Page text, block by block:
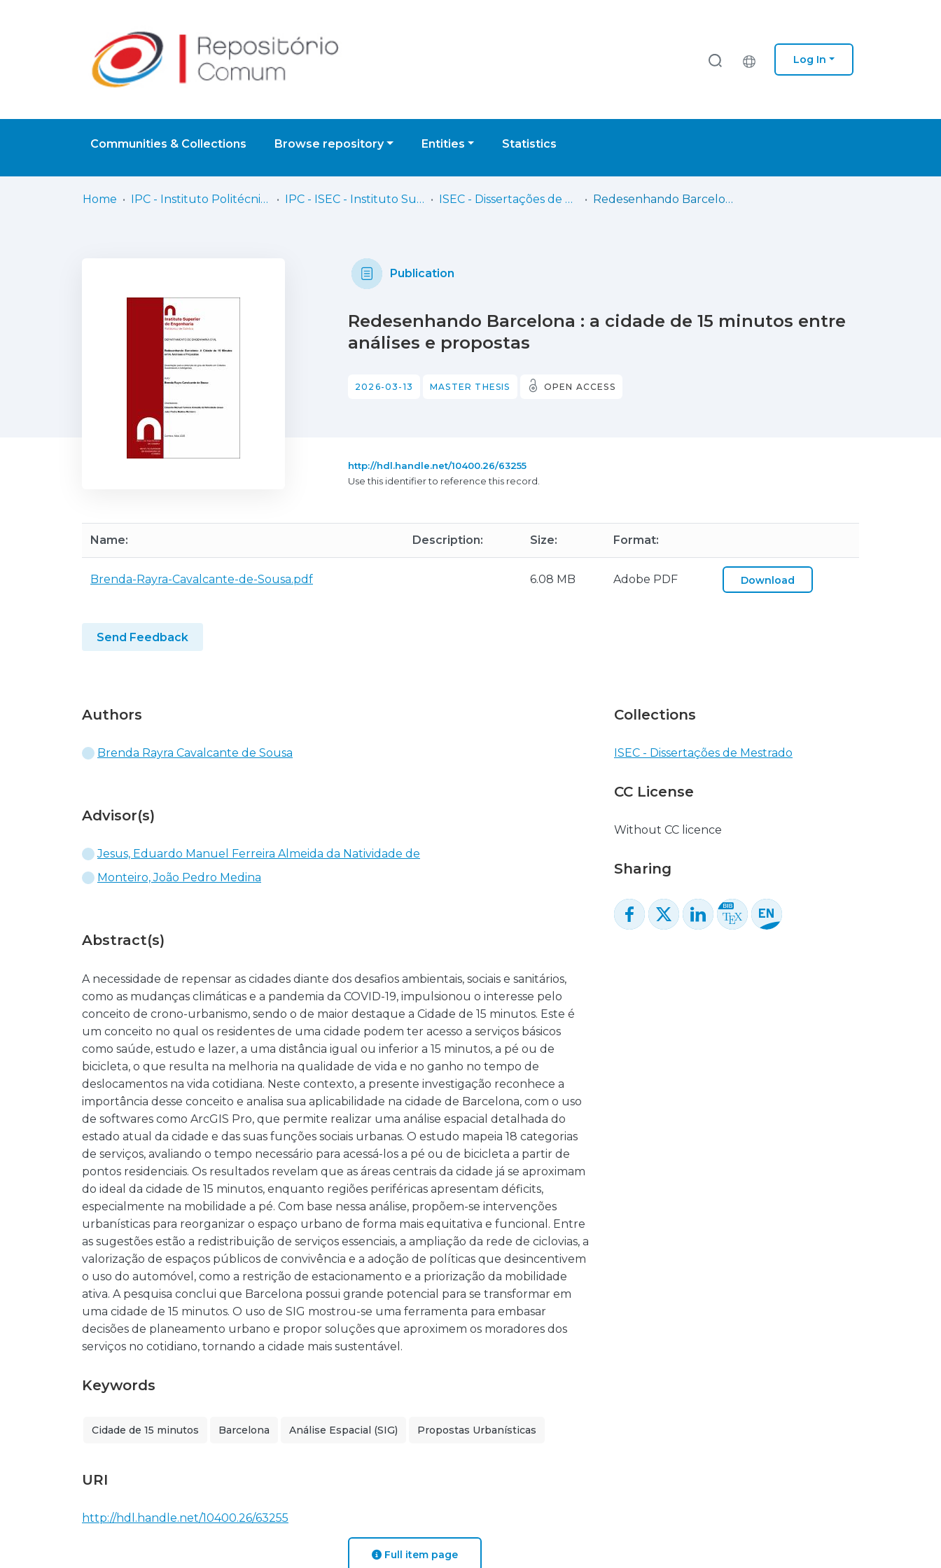
Log In
Communities & Collections Browse repository Entities Statistics
Home IPC - Instituto Politécnico de Coimbra IPC - ISEC - Instituto Superior de Engenharia de Coimbra ISEC - Dissertações de Mestrado Redesenhando Barcelona : a cidade de 15 minutos entre análises e propostas
Publication
Redesenhando Barcelona : a cidade de 15 minutos entre
análises e propostas
2026-03-13 MASTER THESIS OPEN ACCESS
http://hdl.handle.net/10400.26/63255
Use this identifier to reference this record.
Name: Description: Size: Format:
Brenda-Rayra-Cavalcante-de-Sousa.pdf 6.08 MB Adobe PDF Download
Send Feedback
Authors
Brenda Rayra Cavalcante de Sousa
Advisor(s)
Jesus, Eduardo Manuel Ferreira Almeida da Natividade de
Monteiro, João Pedro Medina
Abstract(s)
A necessidade de repensar as cidades diante dos desafios ambientais, sociais e sanitários,
como as mudanças climáticas e a pandemia da COVID-19, impulsionou o interesse pelo
conceito de crono-urbanismo, sendo o de maior destaque a Cidade de 15 minutos. Este é
um conceito no qual os residentes de uma cidade podem ter acesso a serviços básicos
como saúde, estudo e lazer, a uma distância igual ou inferior a 15 minutos, a pé ou de
bicicleta, o que resulta na melhoria na qualidade de vida e no ganho no tempo de
deslocamentos na vida cotidiana. Neste contexto, a presente investigação reconhece a
importância desse conceito e analisa sua aplicabilidade na cidade de Barcelona, com o uso
de softwares como ArcGIS Pro, que permite realizar uma análise espacial detalhada do
estado atual da cidade e das suas funções sociais urbanas. O estudo mapeia 18 categorias
de serviços, avaliando o tempo necessário para acessá-los a pé ou de bicicleta a partir de
pontos residenciais. Os resultados revelam que as áreas centrais da cidade já se aproximam
do ideal da cidade de 15 minutos, enquanto regiões periféricas apresentam déficits,
especialmente na mobilidade a pé. Com base nessa análise, propõem-se intervenções
urbanísticas para reorganizar o espaço urbano de forma mais equitativa e funcional. Entre
as sugestões estão a redistribuição de serviços essenciais, a ampliação da rede de ciclovias, a
valorização de espaços públicos de convivência e a adoção de políticas que desincentivem
o uso do automóvel, como a restrição de estacionamento e a priorização da mobilidade
ativa. A pesquisa conclui que Barcelona possui grande potencial para se transformar em
uma cidade de 15 minutos. O uso de SIG mostrou-se uma ferramenta para embasar
decisões de planeamento urbano e propor soluções que aproximem os moradores dos
serviços no cotidiano, tornando a cidade mais sustentável.
Keywords
Cidade de 15 minutos Barcelona Análise Espacial (SIG) Propostas Urbanísticas
URI
http://hdl.handle.net/10400.26/63255
Collections
ISEC - Dissertações de Mestrado
CC License
Without CC licence
Sharing
Full item page